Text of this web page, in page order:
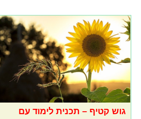
גוש קטיף – תכנית לימוד עם